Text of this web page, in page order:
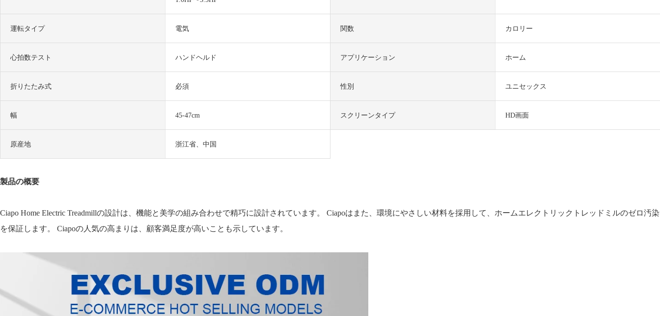
運転タイプ 電気 関数 カロリー
心拍数テスト ハンドヘルド アプリケーション ホーム
折りたたみ式 必須 性別 ユニセックス
幅 45-47cm スクリーンタイプ HD画面
原産地 浙江省、中国
製品の概要
Ciapo Home Electric Treadmillの設計は、機能と美学の組み合わせで精巧に設計されています。 Ciapoはまた、環境にやさしい材料を採用して、ホームエレクトリックトレッドミルのゼロ汚染
を保証します。 Ciapoの人気の高まりは、顧客満足度が高いことも示しています。